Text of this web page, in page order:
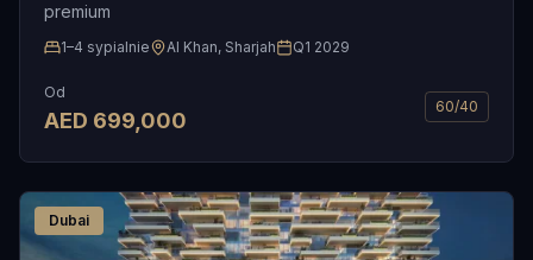
premium
1–4 sypialnie Al Khan, Sharjah Q1 2029
Od
AED 699,000
60/40
Dubai